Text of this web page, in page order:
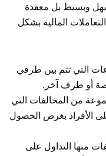
وبسيط بل معقدة
المالية بشكل
التي تتم بين طرفي
أو طرف آخر.
من المخالفات التي
الأفراد بغرض الحصول
منها التداول على